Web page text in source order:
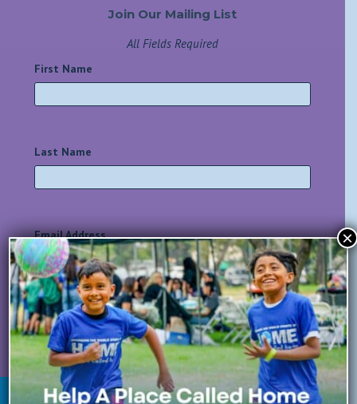
Join Our Mailing List
All Fields Required
First Name
Last Name
Email Address* ×